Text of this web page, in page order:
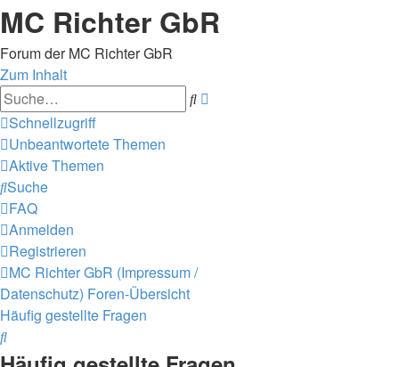
MC Richter GbR
Forum der MC Richter GbR
Zum Inhalt
Suche
Schnellzugriff
Unbeantwortete Themen
Aktive Themen
Suche
FAQ
Anmelden
Registrieren
MC Richter GbR (Impressum /
Datenschutz) Foren-Übersicht
Häufig gestellte Fragen
Suche